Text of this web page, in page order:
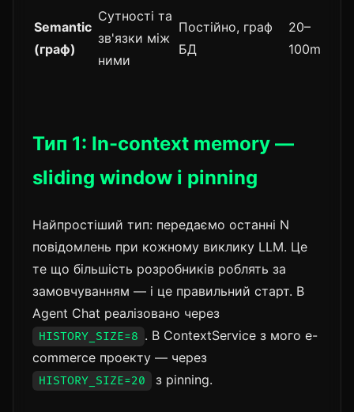
Semantic
(граф)
Сутності та
зв'язки між
ними
Постійно, граф
БД
20–
100ms
Тип 1: In-context memory —
sliding window і pinning
Найпростіший тип: передаємо останні N
повідомлень при кожному виклику LLM. Це
те що більшість розробників роблять за
замовчуванням — і це правильний старт. В
Agent Chat реалізовано через
HISTORY_SIZE=8 . В ContextService з мого e-
commerce проекту — через
HISTORY_SIZE=20 з pinning.